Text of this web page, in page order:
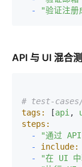
-
"验证注册
API 与 UI 混合
# test-
tags:
[api ,
steps:
-
"通过
-
include:
-
"在 UI 中